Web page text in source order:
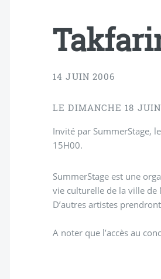
14 JUIN 2006
LE DIMANCHE 18
Invité par SummerStage,
15H00.
SummerStage est une
vie culturelle de la ville de
D’autres artistes
A noter que l’accès au